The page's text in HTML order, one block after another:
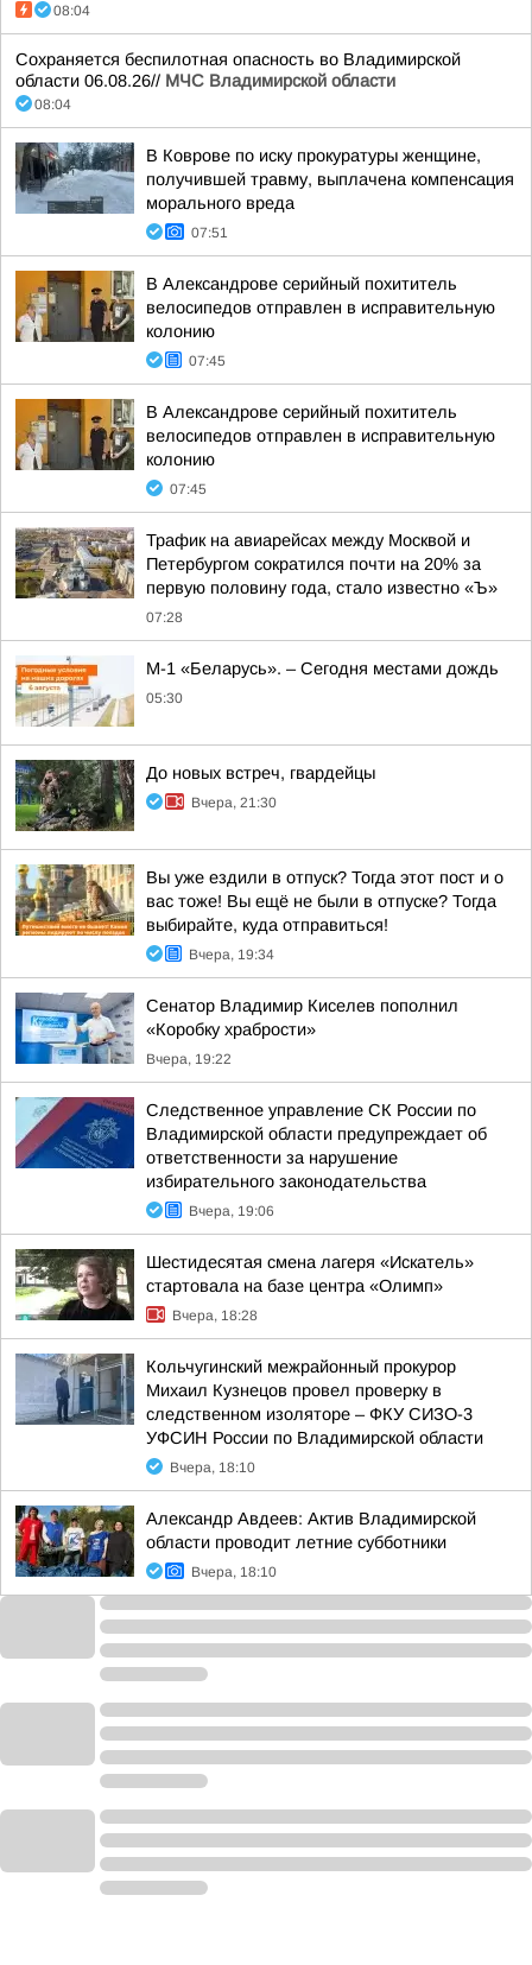
08:04
Сохраняется беспилотная опасность во Владимирской
области 06.08.26// МЧС Владимирской области
08:04
В Коврове по иску прокуратуры женщине,
получившей травму, выплачена компенсация
морального вреда
07:51
В Александрове серийный похититель
велосипедов отправлен в исправительную
колонию
07:45
В Александрове серийный похититель
велосипедов отправлен в исправительную
колонию
07:45
Трафик на авиарейсах между Москвой и
Петербургом сократился почти на 20% за
первую половину года, стало известно «Ъ»
07:28
М-1 «Беларусь». – Сегодня местами дождь
05:30
До новых встреч, гвардейцы
Вчера, 21:30
Вы уже ездили в отпуск? Тогда этот пост и о
вас тоже! Вы ещё не были в отпуске? Тогда
выбирайте, куда отправиться!
Вчера, 19:34
Сенатор Владимир Киселев пополнил
«Коробку храбрости»
Вчера, 19:22
Следственное управление СК России по
Владимирской области предупреждает об
ответственности за нарушение
избирательного законодательства
Вчера, 19:06
Шестидесятая смена лагеря «Искатель»
стартовала на базе центра «Олимп»
Вчера, 18:28
Кольчугинский межрайонный прокурор
Михаил Кузнецов провел проверку в
следственном изоляторе – ФКУ СИЗО-3
УФСИН России по Владимирской области
Вчера, 18:10
Александр Авдеев: Актив Владимирской
области проводит летние субботники
Вчера, 18:10